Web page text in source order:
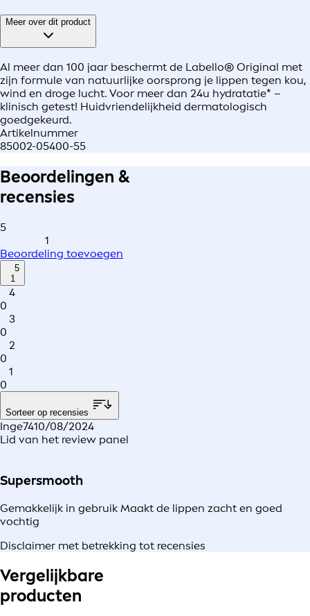
Meer over dit product
Al meer dan 100 jaar beschermt de Labello® Original met
zijn formule van natuurlijke oorsprong je lippen tegen kou,
wind en droge lucht. Voor meer dan 24u hydratatie* –
klinisch getest! Huidvriendelijkheid dermatologisch
goedgekeurd.
Artikelnummer
85002-05400-55
Beoordelingen &
recensies
5
1
Beoordeling toevoegen
5
1
4
0
3
0
2
0
1
0
Sorteer op recensies
Inge7410/08/2024
Lid van het review panel
Supersmooth
Gemakkelijk in gebruik Maakt de lippen zacht en goed
vochtig
Disclaimer met betrekking tot recensies
Vergelijkbare
producten